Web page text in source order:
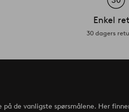
Enkel
30 dagers
på de vanligste spørsmålene. Her